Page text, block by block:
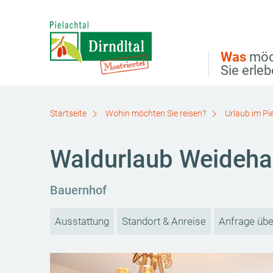
Direkt zum Inhalt
Was
Sie
Startseite Wohin möchten Sie reisen? Urlaub im
Waldurlaub
Bauernhof
Ausstattung Standort & Anreise Anfrage